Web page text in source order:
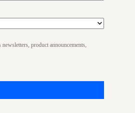
product announcements,